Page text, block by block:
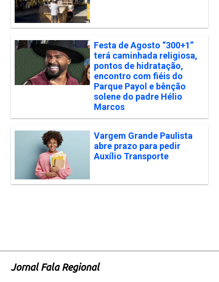
Festa de Agosto “300+1”
terá caminhada religiosa,
pontos de hidratação,
encontro com fiéis do
Parque Payol e bênção
solene do padre Hélio
Marcos
Vargem Grande Paulista
abre prazo para pedir
Auxílio Transporte
Jornal Fala Regional